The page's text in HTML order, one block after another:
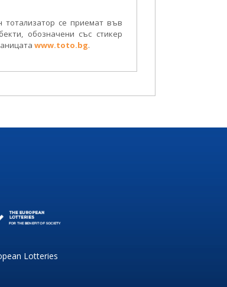
тотализатор се приемат във
обозначени със стикер
www.toto.bg.
Lotteries